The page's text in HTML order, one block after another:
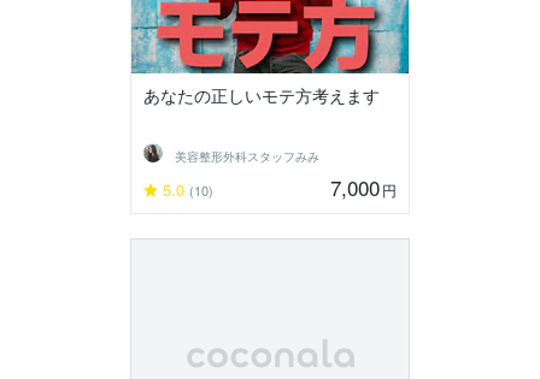
あなたの正しいモテ方考えます
美容整形外科スタッフみみ
5.0 (10) 7,000円